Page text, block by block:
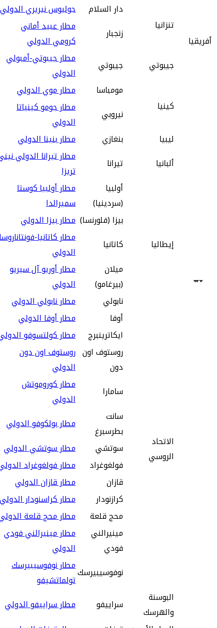
أفريقيا
تنزانيا
دار السلام
جوليوس نيريري الدولي
زنجبار
مطار عبيد أماني
كرومي الدولي
جيبوتي
جيبوتي
مطار جيبوتي-أمبولي
الدولي
كينيا
مومباسا
مطار موي الدولي
نيروبي
مطار جومو كينياتا
الدولي
ليبيا
بنغازي
مطار بنينا الدولي
ألبانيا
تيرانا
مطار تيرانا الدولي
تريزا
إيطاليا
أولبيا
(سردينيا)
مطار أولبيا كوستا
سميرالدا
بيزا (فلورنسا) مطار بيزا الدولي
كاتانيا
مطار كاتانيا-
الدولي
ميلان
(بيرغامو)
مطار أوريو آل سيريو
الدولي
نابولي
مطار نابولي الدولي
الاتحاد
الروسي
أوفا
مطار أوفا الدولي
ايكاترينبرج
مطار كولتسوفو
روستوف اون
دون
روستوف اون دون
الدولي
سامارا
مطار كوروموتش
الدولي
سانت
بطرسبرغ
مطار بولكوفو الدولي
سوتشي
مطار سوتشي الدولي
فولغوغراد
مطار فولغوغراد
قازان
مطار قازان الدولي
كرازنودار
مطار كراسنودار الدولي
محج قلعة
مطار محج قلعة
مينيرالني
فودي
مطار مينيرالني فودي
الدولي
نوفوسيبيرسكمطار نوفوسيبيرسك
تولماتشيفو
البوسنة
والهرسك
سراييفو
مطار سراييفو الدولي